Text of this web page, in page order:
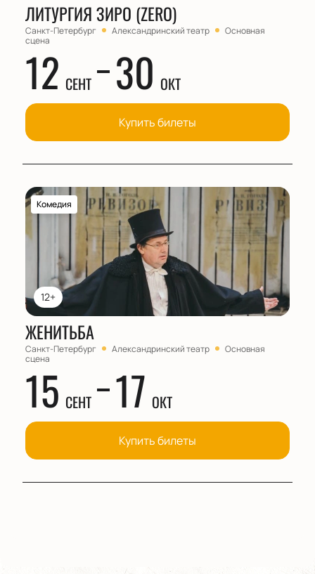
ЛИТУРГИЯ ЗИРО (ZERO)
Санкт-Петербург Александринский театр
Основная
сцена
12 СЕНТ 30 ОКТ
Купить билеты
12+
Комедия
ЖЕНИТЬБА
Санкт-Петербург Александринский театр
Основная
сцена
15 СЕНТ 17 ОКТ
Купить билеты